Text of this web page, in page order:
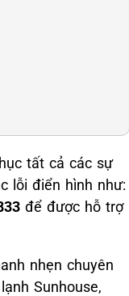
tất cả các sự
lỗi điển hình như:
để được hỗ trợ
nhẹn chuyên
Sunhouse,